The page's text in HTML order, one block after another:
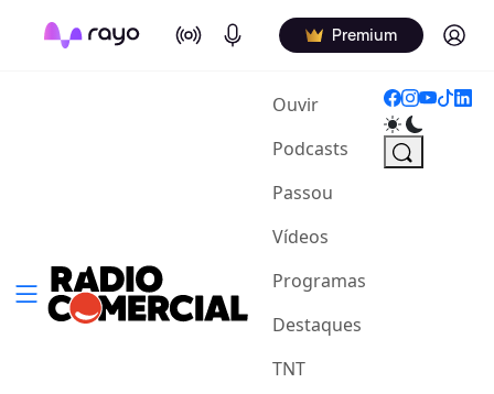
On Air Podcasts Premium Log in
Ouvir(current)
Podcasts
Passou
Vídeos
Programas
Destaques
TNT